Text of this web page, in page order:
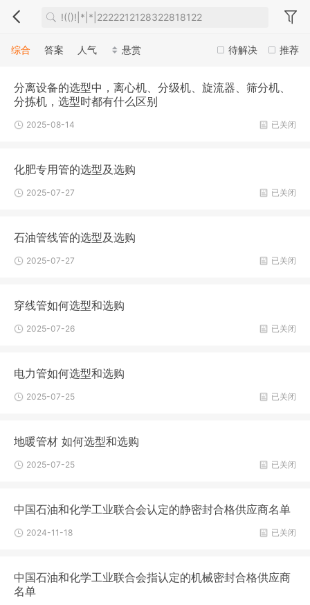
推荐
待解决
综合 答案 人气 悬赏
分离设备的选型中，离心机、分级机、旋流器、筛分机、
分拣机，选型时都有什么区别
已关闭
2025-08-14
化肥专用管的选型及选购
已关闭
2025-07-27
石油管线管的选型及选购
已关闭
2025-07-27
穿线管如何选型和选购
已关闭
2025-07-26
电力管如何选型和选购
已关闭
2025-07-25
地暖管材 如何选型和选购
已关闭
2025-07-25
中国石油和化学工业联合会认定的静密封合格供应商名单
已关闭
2024-11-18
中国石油和化学工业联合会指认定的机械密封合格供应商
名单